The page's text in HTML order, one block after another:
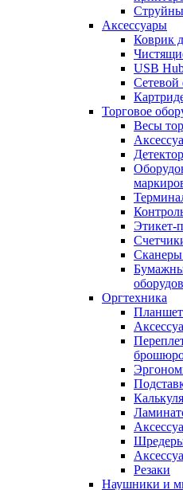
Аксессуары
Коврик
USB
Сетевой
Торговое
Весы
Этикет-
Оргтехника
Резаки
Наушники и